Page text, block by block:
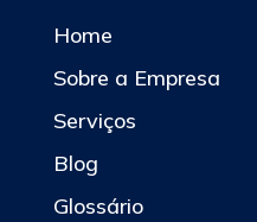
Home
Sobre a Empresa
Serviços
Blog
Glossário